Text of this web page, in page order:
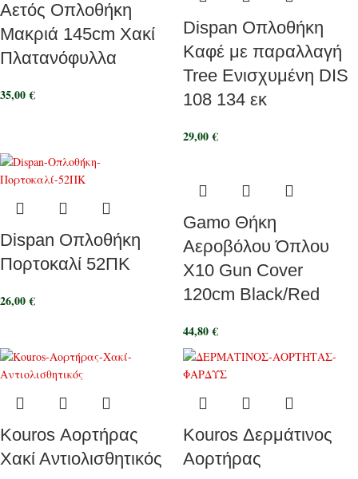
Aετός Οπλοθήκη
Μακριά 145cm Χακί
Πλατανόφυλλα
35,00€
Dispan Οπλοθήκη
Καφέ με παραλλαγή
Tree Ενισχυμένη DIS
108 134 εκ
29,00€
Dispan Οπλοθήκη
Πορτοκαλί 52ΠΚ
26,00€
Gamo Θήκη
Αεροβόλου Όπλου
X10 Gun Cover
120cm Black/Red
44,80€
Kouros Αορτήρας
Χακί Αντιολισθητικός
Kouros Δερμάτινος
Αορτήρας